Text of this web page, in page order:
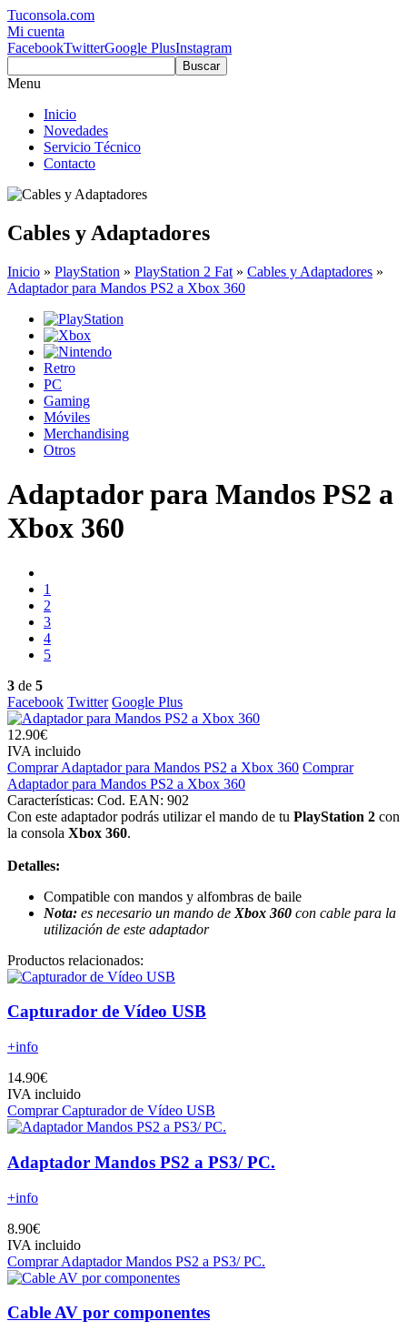
Tuconsola.com
Mi cuenta
FacebookTwitterGoogle PlusInstagram
Buscar
Menu
Inicio
Novedades
Servicio Técnico
Contacto
Cables y Adaptadores
Inicio » PlayStation » PlayStation 2 Fat » Cables y Adaptadores »
Adaptador para Mandos PS2 a Xbox 360
Retro
PC
Gaming
Móviles
Merchandising
Otros
Adaptador para Mandos PS2 a
Xbox 360
1
2
3
4
5
3 de 5
Facebook Twitter Google Plus
12.90€
IVA incluido
Comprar Adaptador para Mandos PS2 a Xbox 360 Comprar
Adaptador para Mandos PS2 a Xbox 360
Características: Cod. EAN: 902
Con este adaptador podrás utilizar el mando de tu PlayStation 2 con
la consola Xbox 360.
Detalles:
Compatible con mandos y alfombras de baile
Nota: es necesario un mando de Xbox 360 con cable para la
utilización de este adaptador
Productos relacionados:
Capturador de Vídeo USB
+info
14.90€
IVA incluido
Comprar Capturador de Vídeo USB
Adaptador Mandos PS2 a PS3/ PC.
+info
8.90€
IVA incluido
Comprar Adaptador Mandos PS2 a PS3/ PC.
Cable AV por componentes